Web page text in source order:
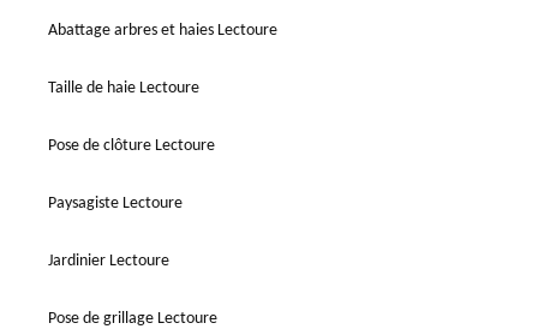
Abattage arbres et haies Lectoure
Taille de haie Lectoure
Pose de clôture Lectoure
Paysagiste Lectoure
Jardinier Lectoure
Pose de grillage Lectoure